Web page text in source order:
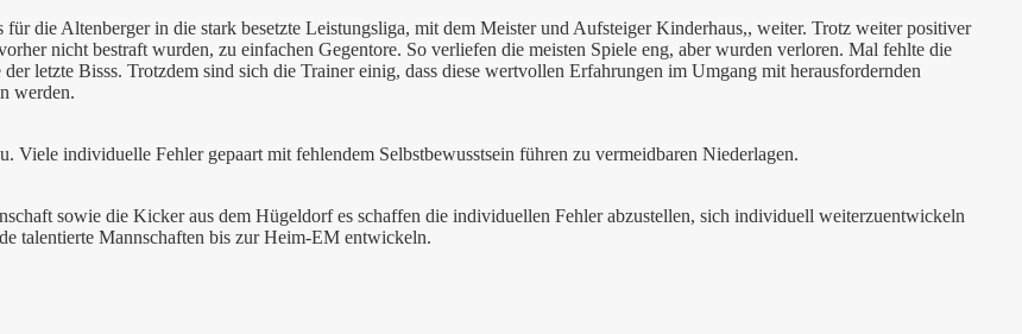
die Altenberger in die stark besetzte Leistungsliga, mit dem Meister und Aufsteiger Kinderhaus,, weiter. Trotz weiter positiver
nicht bestraft wurden, zu einfachen Gegentore. So verliefen die meisten Spiele eng, aber wurden verloren. Mal fehlte die
letzte Bisss. Trotzdem sind sich die Trainer einig, dass diese wertvollen Erfahrungen im Umgang mit herausfordernden
werden.
Viele individuelle Fehler gepaart mit fehlendem Selbstbewusstsein führen zu vermeidbaren Niederlagen.
sowie die Kicker aus dem Hügeldorf es schaffen die individuellen Fehler abzustellen, sich individuell weiterzuentwickeln
talentierte Mannschaften bis zur Heim-EM entwickeln.